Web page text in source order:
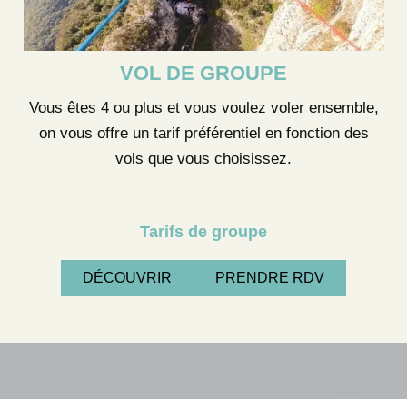
VOL DE GROUPE
Vous êtes 4 ou plus et vous voulez voler ensemble,
on vous offre un tarif préférentiel en fonction des
vols que vous choisissez.
Tarifs de groupe
DÉCOUVRIR PRENDRE RDV